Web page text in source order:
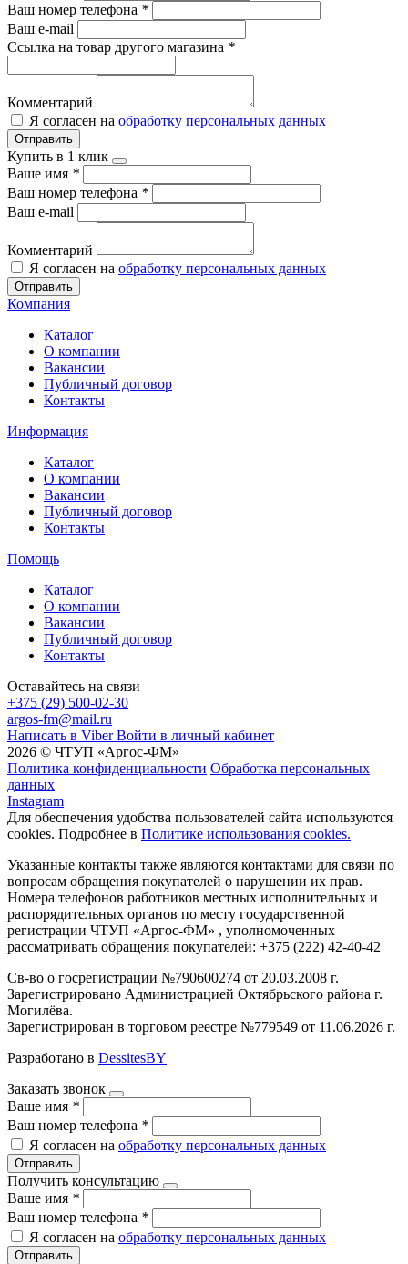
Ваш номер телефона *
Ваш e-mail
Ссылка на товар другого магазина *
Комментарий
Я согласен на обработку персональных данных
Отправить
Купить в 1 клик
Ваше имя *
Ваш номер телефона *
Ваш e-mail
Комментарий
Я согласен на обработку персональных данных
Отправить
Компания
Каталог
О компании
Вакансии
Публичный договор
Контакты
Информация
Каталог
О компании
Вакансии
Публичный договор
Контакты
Помощь
Каталог
О компании
Вакансии
Публичный договор
Контакты
Оставайтесь на связи
+375 (29) 500-02-30
argos-fm@mail.ru
Написать в Viber Войти в личный кабинет
2026 © ЧТУП «Аргос-ФМ»
Политика конфиденциальности Обработка персональных
данных
Instagram
Для обеспечения удобства пользователей сайта используются
cookies. Подробнее в Политике использования cookies.
Указанные контакты также являются контактами для связи по
вопросам обращения покупателей о нарушении их прав.
Номера телефонов работников местных исполнительных и
распорядительных органов по месту государственной
регистрации ЧТУП «Аргос-ФМ» , уполномоченных
рассматривать обращения покупателей: +375 (222) 42-40-42
Св-во о госрегистрации №790600274 от 20.03.2008 г.
Зарегистрировано Администрацией Октябрьского района г.
Могилёва.
Зарегистрирован в торговом реестре №779549 от 11.06.2026 г.
Разработано в DessitesBY
Заказать звонок
Ваше имя *
Ваш номер телефона *
Я согласен на обработку персональных данных
Отправить
Получить консультацию
Ваше имя *
Ваш номер телефона *
Я согласен на обработку персональных данных
Отправить